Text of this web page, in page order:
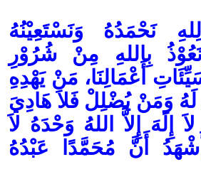
نَحْمَدُهُ وَنَسْتَعِيْنُهُ
بِاللهِ مِنْ شُرُوْرِ
أَعْمَالِنَا، مَنْ يَهْدِهِ
لَهُ وَمَنْ يُضْلِلْ فَلاَ هَادِيَ
إِلَهَ إِلاَّ اللهُ وَحْدَهُ لاَ
أَنَّ مُحَمَّدًا عَبْدُهُ